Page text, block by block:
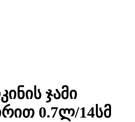
ჯამი
0.7ლ/14სმ